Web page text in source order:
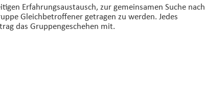
Erfahrungsaustausch, zur gemeinsamen Suche nach
Gleichbetroffener getragen zu werden. Jedes
das Gruppengeschehen mit.